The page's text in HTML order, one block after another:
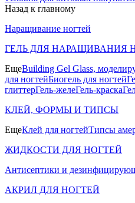
Назад к главному
Наращивание ногтей
ГЕЛЬ ДЛЯ НАРАЩИВАНИЯ
ЕщеBuilding Gel Glass,
для ногтейБиогель для ногтей
глиттерГель-желеГель-краска
КЛЕЙ, ФОРМЫ И ТИПСЫ
ЕщеКлей для ногтейТипсы
ЖИДКОСТИ ДЛЯ НОГТЕЙ
Антисептики и
АКРИЛ ДЛЯ НОГТЕЙ